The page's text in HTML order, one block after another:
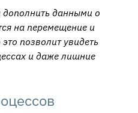
дополнить данными о
на перемещение и
позволит увидеть
и даже лишние